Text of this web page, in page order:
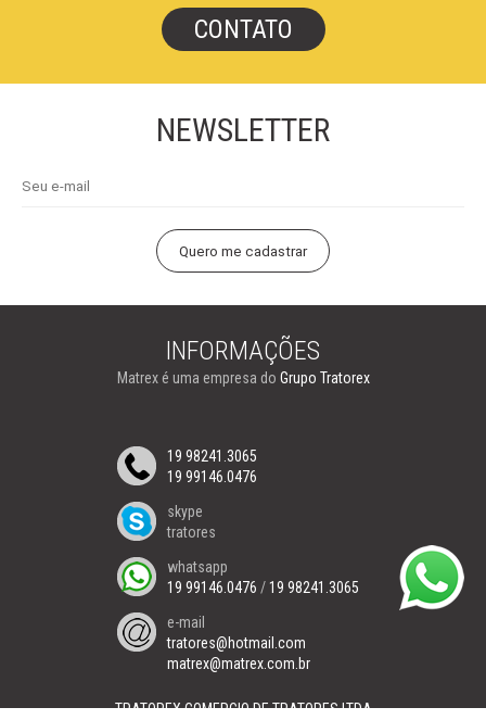
CONTATO
NEWSLETTER
INFORMAÇÕES
Matrex é uma empresa do Grupo Tratorex
19 98241.3065
19 99146.0476
skype
tratores
whatsapp
19 99146.0476 /19 98241.3065
e-mail
tratores@hotmail.com
matrex@matrex.com.br
TRATOREX COMERCIO DE TRATORES LTDA